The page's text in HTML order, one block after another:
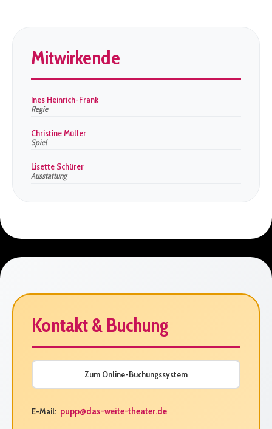
Mitwirkende
Ines Heinrich-Frank
Regie
Christine Müller
Spiel
Lisette Schürer
Ausstattung
Kontakt & Buchung
Zum Online-Buchungssystem
E-Mail: pupp@das-weite-theater.de